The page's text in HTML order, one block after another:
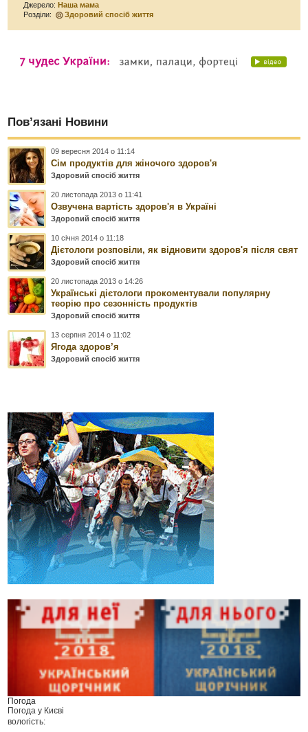
Джерело: Наша мама
Розділи:
Здоровий спосіб життя
Пов’язані Новини
09 вересня 2014 о 11:14
Сім продуктів для жіночого здоров'я
Здоровий спосіб життя
20 листопада 2013 о 11:41
Озвучена вартість здоров'я в Україні
Здоровий спосіб життя
10 січня 2014 о 11:18
Дієтологи розповіли, як відновити здоров'я після свят
Здоровий спосіб життя
20 листопада 2013 о 14:26
Українські дієтологи прокоментували популярну
теорію про сезонність продуктів
Здоровий спосіб життя
13 серпня 2014 о 11:02
Ягода здоров’я
Здоровий спосіб життя
Погода
Погода у Києві
вологість: